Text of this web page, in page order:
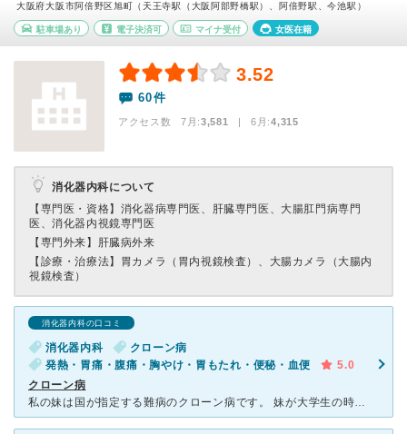
大阪府大阪市阿倍野区旭町（天王寺駅（大阪阿部野橋駅）、阿倍野駅、今池駅）
駐車場あり 電子決済可 マイナ受付 女医在籍
3.52
60件
アクセス数 7月:3,581 | 6月:4,315
消化器内科について
【専門医・資格】 消化器病専門医、肝臓専門医、大腸肛門病専門
医、消化器内視鏡専門医
【専門外来】 肝臓病外来
【診療・治療法】 胃カメラ（胃内視鏡検査）、大腸カメラ（大腸内
視鏡検査）
消化器内科の口コミ
消化器内科
クローン病
発熱・胃痛・腹痛・胸やけ・胃もたれ・便秘・血便
5.0
クローン病
私の妹は国が指定する難病のクローン病です。 妹が大学生の時にこの病気を発症し、それから何年もお世話になっています。 妹は主に小腸に潰瘍ができ、一番ひどい時小腸の一部切除になりましたが適切な対応のお